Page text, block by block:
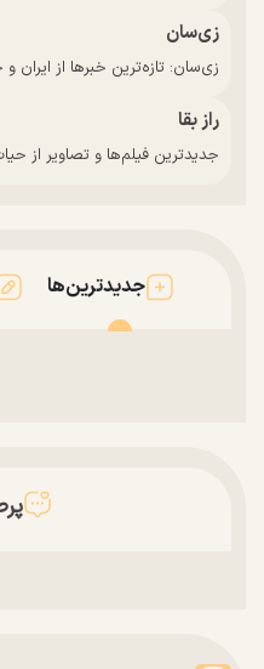
زی‌سان
زی‌سان: تازه‌ترین خبرها از ایران
راز بقا
جدیدترین فیلم‌ها و تصاویر از
جدیدترین‌ها